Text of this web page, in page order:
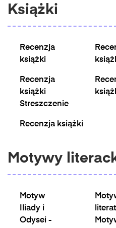
Książki
Recenzja
książki
Recenzja
książki
Streszczenie
Recenzja książki
Motywy
Motyw
Iliady i
Odysei -